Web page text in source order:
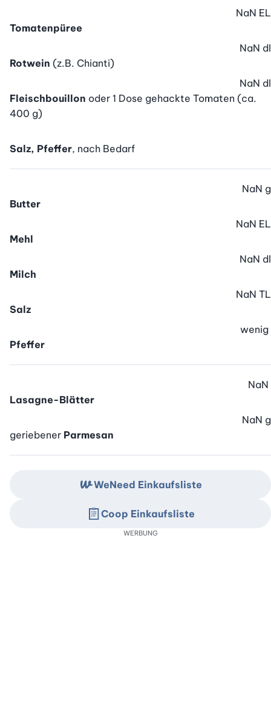
Tomatenpüree
NaN EL
Rotwein (z.B. Chianti)
NaN dl
Fleischbouillon oder 1 Dose gehackte Tomaten (ca.
400 g)
NaN dl
Salz, Pfeffer, nach Bedarf
Butter
NaN g
Mehl
NaN EL
Milch
NaN dl
Salz
NaN TL
Pfeffer
wenig
Lasagne-Blätter
NaN
geriebener Parmesan
NaN g
WeNeed Einkaufsliste
Coop Einkaufsliste
WERBUNG